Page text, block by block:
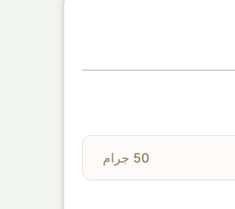
50 جرام